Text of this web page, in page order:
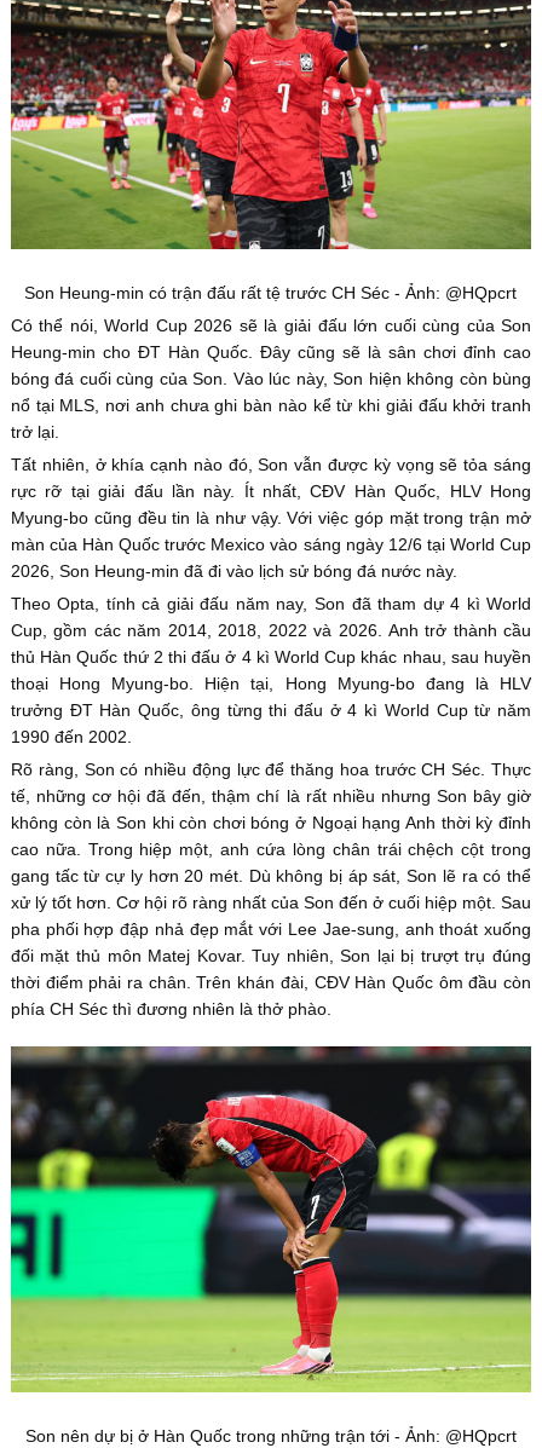
Son Heung-min có trận đấu rất tệ trước CH Séc - Ảnh: @HQpcrt
Có thể nói, World Cup 2026 sẽ là giải đấu lớn cuối cùng của Son
Heung-min cho ĐT Hàn Quốc. Đây cũng sẽ là sân chơi đỉnh cao
bóng đá cuối cùng của Son. Vào lúc này, Son hiện không còn bùng
nổ tại MLS, nơi anh chưa ghi bàn nào kể từ khi giải đấu khởi tranh
trở lại.
Tất nhiên, ở khía cạnh nào đó, Son vẫn được kỳ vọng sẽ tỏa sáng
rực rỡ tại giải đấu lần này. Ít nhất, CĐV Hàn Quốc, HLV Hong
Myung-bo cũng đều tin là như vậy. Với việc góp mặt trong trận mở
màn của Hàn Quốc trước Mexico vào sáng ngày 12/6 tại World Cup
2026, Son Heung-min đã đi vào lịch sử bóng đá nước này.
Theo Opta, tính cả giải đấu năm nay, Son đã tham dự 4 kì World
Cup, gồm các năm 2014, 2018, 2022 và 2026. Anh trở thành cầu
thủ Hàn Quốc thứ 2 thi đấu ở 4 kì World Cup khác nhau, sau huyền
thoại Hong Myung-bo. Hiện tại, Hong Myung-bo đang là HLV
trưởng ĐT Hàn Quốc, ông từng thi đấu ở 4 kì World Cup từ năm
1990 đến 2002.
Rõ ràng, Son có nhiều động lực để thăng hoa trước CH Séc. Thực
tế, những cơ hội đã đến, thậm chí là rất nhiều nhưng Son bây giờ
không còn là Son khi còn chơi bóng ở Ngoại hạng Anh thời kỳ đỉnh
cao nữa. Trong hiệp một, anh cứa lòng chân trái chệch cột trong
gang tấc từ cự ly hơn 20 mét. Dù không bị áp sát, Son lẽ ra có thể
xử lý tốt hơn. Cơ hội rõ ràng nhất của Son đến ở cuối hiệp một. Sau
pha phối hợp đập nhả đẹp mắt với Lee Jae-sung, anh thoát xuống
đối mặt thủ môn Matej Kovar. Tuy nhiên, Son lại bị trượt trụ đúng
thời điểm phải ra chân. Trên khán đài, CĐV Hàn Quốc ôm đầu còn
phía CH Séc thì đương nhiên là thở phào.
Son nên dự bị ở Hàn Quốc trong những trận tới - Ảnh: @HQpcrt